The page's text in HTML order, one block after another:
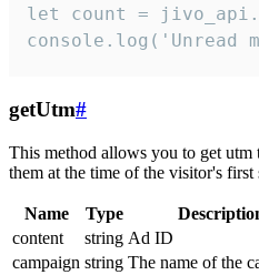
let count =
console.log('Unread
getUtm#
This method allows you to get utm
them at the time of the visitor's first
Name Type
content
string Ad ID
campaign string The name of the